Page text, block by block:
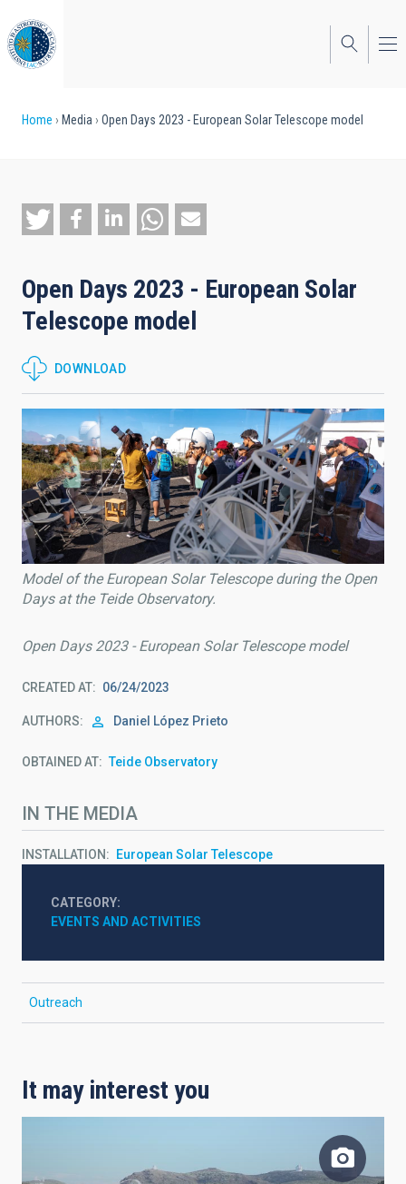
to
main
content
Breadcrumb
Home Media Open Days 2023 - European Solar Telescope model
Open Days 2023 - European Solar
Telescope model
DOWNLOAD
Model of the European Solar Telescope during the Open
Days at the Teide Observatory.
Open Days 2023 - European Solar Telescope model
CREATED AT 06/24/2023
AUTHORS Daniel López Prieto
OBTAINED AT Teide Observatory
IN THE MEDIA
INSTALLATION European Solar Telescope
CATEGORY
EVENTS AND ACTIVITIES
Outreach
It may interest you